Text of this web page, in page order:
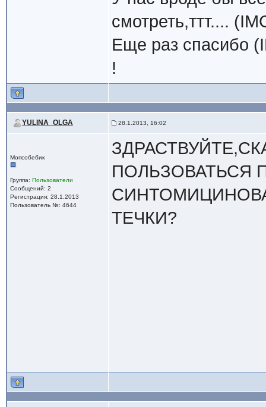
смотреть,ттт....
Еще раз спасибо
!
YULINA_OLGA 28.1.2013, 16:02
Мопсобебик
Группа: Пользователи
Сообщений: 2
Регистрация: 28.1.2013
Пользователь №: 4644
ПОЛЬЗОВАТЬСЯ
ТЕЧКИ?